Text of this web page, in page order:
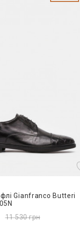
Gianfranco Butteri
11 530грн